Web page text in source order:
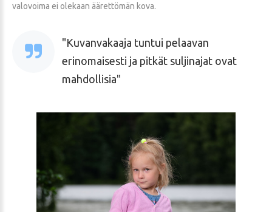
valovoima ei olekaan äärettömän kova.
Kuvanvakaaja tuntui pelaavan
erinomaisesti ja pitkät suljinajat ovat
mahdollisia